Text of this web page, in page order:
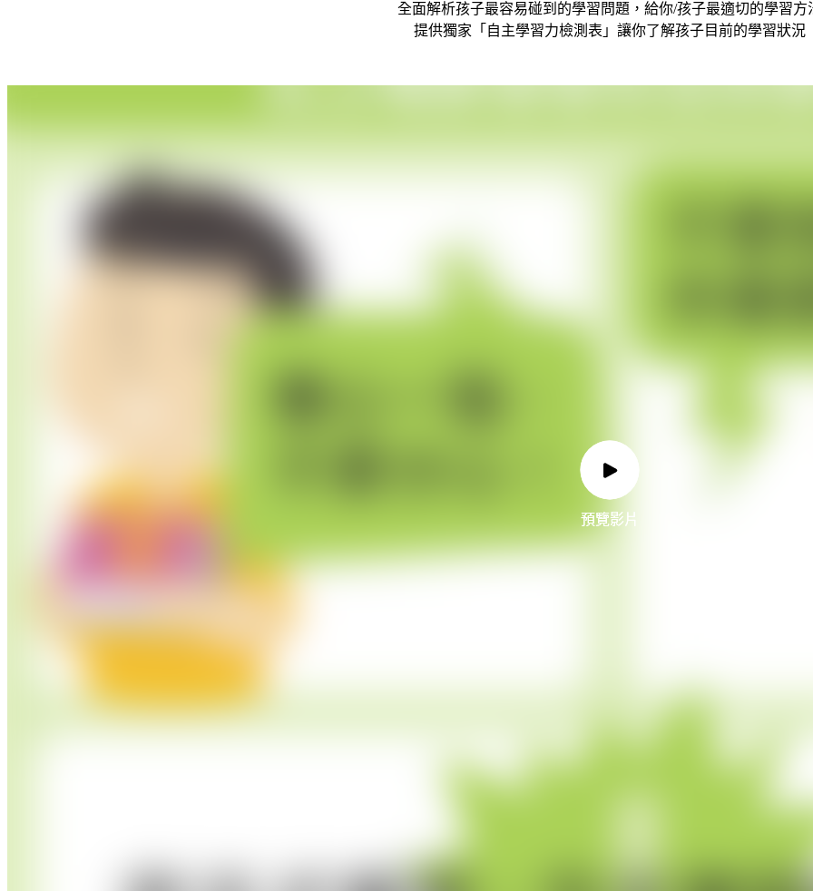
預覽影片
全面解析孩子最容易碰到的學習問題，給你/孩子最適切的學習方
提供獨家「自主學習力檢測表」讓你了解孩子目前的學習狀況
預覽影片